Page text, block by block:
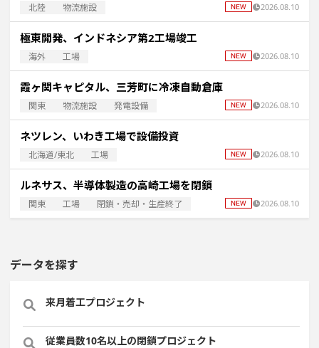
北陸 物流施設 2026.08.10
極東開発、インドネシア第2工場竣工
海外 工場 2026.08.10
霞ヶ関キャピタル、三芳町に冷凍自動倉庫
関東 物流施設 発電設備 2026.08.10
ネツレン、いわき工場で設備投資
北海道/東北 工場 2026.08.10
ルネサス、半導体製造の高崎工場を閉鎖
関東 工場 閉鎖・売却・生産終了 2026.08.10
データを探す
来月着工プロジェクト
従業員数10名以上の閉鎖プロジェクト